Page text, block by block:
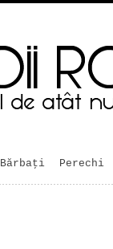
Bărbaţi Perechi